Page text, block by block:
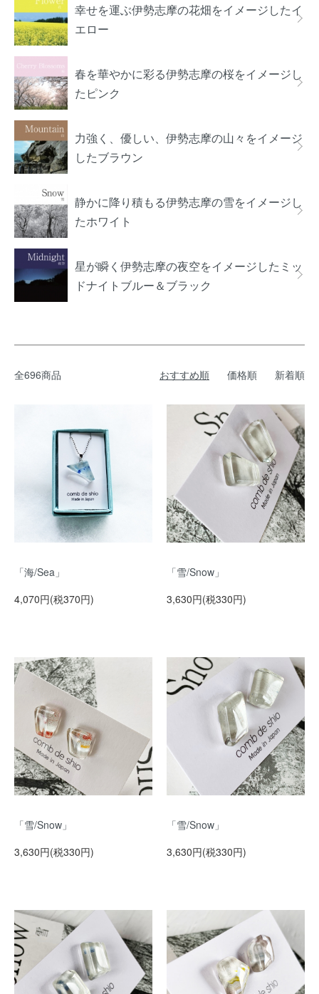
幸せを運ぶ伊勢志摩の花畑をイメージしたイ
エロー
春を華やかに彩る伊勢志摩の桜をイメージし
たピンク
力強く、優しい、伊勢志摩の山々をイメージ
したブラウン
静かに降り積もる伊勢志摩の雪をイメージし
たホワイト
星が瞬く伊勢志摩の夜空をイメージしたミッ
ドナイトブルー＆ブラック
全696商品 おすすめ順 価格順 新着順
「海/Sea」
4,070円(税370円)
「雪/Snow」
3,630円(税330円)
「雪/Snow」
3,630円(税330円)
「雪/Snow」
3,630円(税330円)